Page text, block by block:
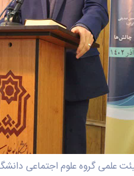
علمی گروه علوم اجتماعی